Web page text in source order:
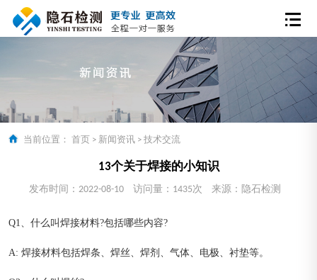
当前位置： 首页 > 新闻资讯 > 技术交流
13个关于焊接的小知识
发布时间：2022-08-10 访问量：1435次 来源：隐石检测
Q1、什么叫焊接材料?包括哪些内容?
A: 焊接材料包括焊条、焊丝、焊剂、气体、电极、衬垫等。